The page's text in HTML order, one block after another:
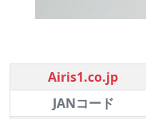
Airis1.co.jp
JANコード